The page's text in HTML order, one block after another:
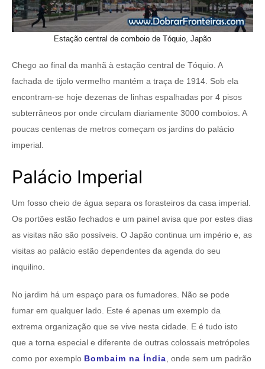
Estação central de comboio de Tóquio, Japão
Chego ao final da manhã à estação central de Tóquio. A
fachada de tijolo vermelho mantém a traça de 1914. Sob ela
encontram-se hoje dezenas de linhas espalhadas por 4 pisos
subterrâneos por onde circulam diariamente 3000 comboios. A
poucas centenas de metros começam os jardins do palácio
imperial.
Palácio Imperial
Um fosso cheio de água separa os forasteiros da casa imperial.
Os portões estão fechados e um painel avisa que por estes dias
as visitas não são possíveis. O Japão continua um império e, as
visitas ao palácio estão dependentes da agenda do seu
inquilino.
No jardim há um espaço para os fumadores. Não se pode
fumar em qualquer lado. Este é apenas um exemplo da
extrema organização que se vive nesta cidade. E é tudo isto
que a torna especial e diferente de outras colossais metrópoles
como por exemplo Bombaim na Índia , onde sem um padrão